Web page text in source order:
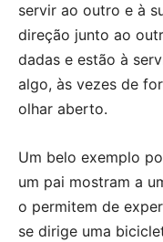
servir ao outro e à
direção junto ao
dadas e estão à
algo, às vezes de
olhar aberto.
Um belo exemplo
um pai mostram a
o permitem de
se dirige uma